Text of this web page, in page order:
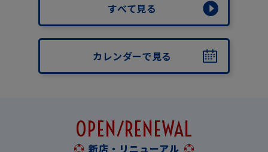
すべて見る
カレンダーで見る
OPEN/RENEWAL
新店・リニューアル